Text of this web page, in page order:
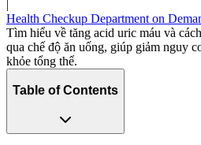
|
Health Checkup Department on
Tìm hiểu về tăng acid uric máu và
qua chế độ ăn uống, giúp giảm nguy
khỏe tổng thể.
Table of Contents